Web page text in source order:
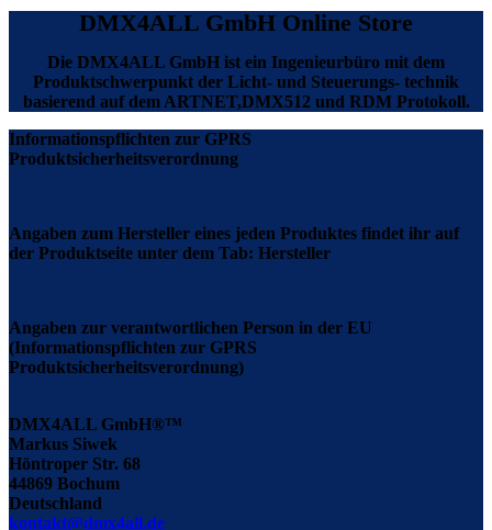
DMX4ALL GmbH Online Store
Die DMX4ALL GmbH ist ein Ingenieurbüro mit dem
Produktschwerpunkt der Licht- und Steuerungs- technik
basierend auf dem ARTNET,DMX512 und RDM Protokoll.
Informationspflichten zur GPRS
Produktsicherheitsverordnung
Angaben zum Hersteller eines jeden Produktes findet ihr auf
der Produktseite unter dem Tab: Hersteller
Angaben zur verantwortlichen Person in der EU
(Informationspflichten zur GPRS
Produktsicherheitsverordnung)
DMX4ALL GmbH®™
Markus Siwek
Höntroper Str. 68
44869 Bochum
Deutschland
kontakt@dmx4all.de